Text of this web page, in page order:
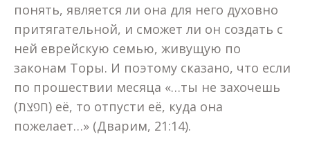
понять, является ли она для него духовно
притягательной, и сможет ли он создать с
ней еврейскую семью, живущую по
законам Торы. И поэтому сказано, что если
по прошествии месяца «…ты не захочешь
(חפצת) её, то отпусти её, куда она
пожелает…» (Дварим, 21:14).